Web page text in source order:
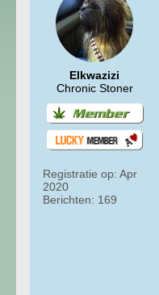
Elkwazizi
Chronic Stoner
Registratie op: Apr
2020
Berichten: 169